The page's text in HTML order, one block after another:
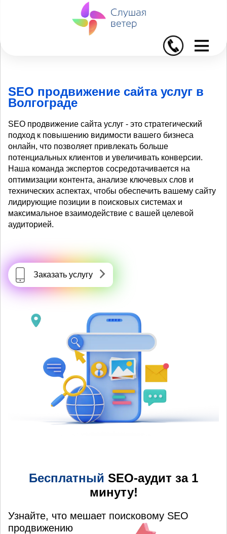
I
SEO продвижение сайта услуг в
Волгограде
SEO продвижение сайта услуг - это стратегический
подход к повышению видимости вашего бизнеса
онлайн, что позволяет привлекать больше
потенциальных клиентов и увеличивать конверсии.
Наша команда экспертов сосредотачивается на
оптимизации контента, анализе ключевых слов и
технических аспектах, чтобы обеспечить вашему сайту
лидирующие позиции в поисковых системах и
максимальное взаимодействие с вашей целевой
аудиторией.
Заказать услугу
Бесплатный SEO-аудит за 1
минуту!
Узнайте, что мешает поисковому SEO
продвижению